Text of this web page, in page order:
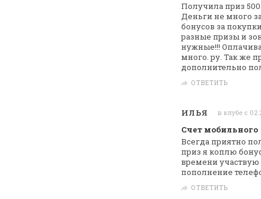
Получила приз 500
Деньги не много
бонусов за
разные призы и
нужные!!!
много. ру. Так же
дополнительно
ОТВЕТИТЬ
ИЛЬЯ в клубе с
Счет мобильного
Всегда приятно
приз я коплю
времени участвую
пополнение
ОТВЕТИТЬ